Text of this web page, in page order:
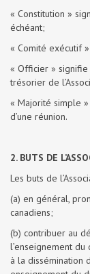
« Constitution »
échéant;
« Comité exécutif
« Officier »
trésorier de
« Majorité simple
d’une réunion.
2. BUTS DE
Les buts de
(a) en général,
canadiens;
(b) contribuer au
l’enseignement
à la dissémination